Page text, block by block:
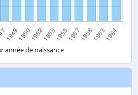
année de naissance